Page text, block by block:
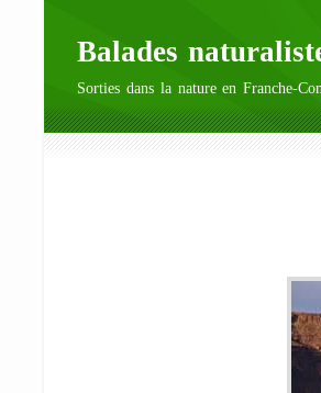
Balades
Sorties dans la nature en Franche-